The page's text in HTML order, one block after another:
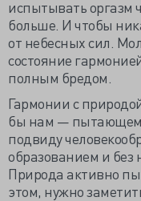
испытывать оргазм
больше. И чтобы
от небесных сил.
состояние
полным бредом.
Гармонии с
бы нам —
подвиду
образованием и без
Природа активно
этом, нужно